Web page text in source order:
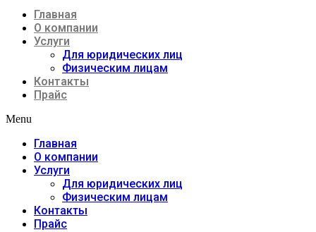
Главная
О компании
Услуги
Для юридических лиц
Физическим лицам
Контакты
Прайс
Menu
Главная
О компании
Услуги
Для юридических лиц
Физическим лицам
Контакты
Прайс